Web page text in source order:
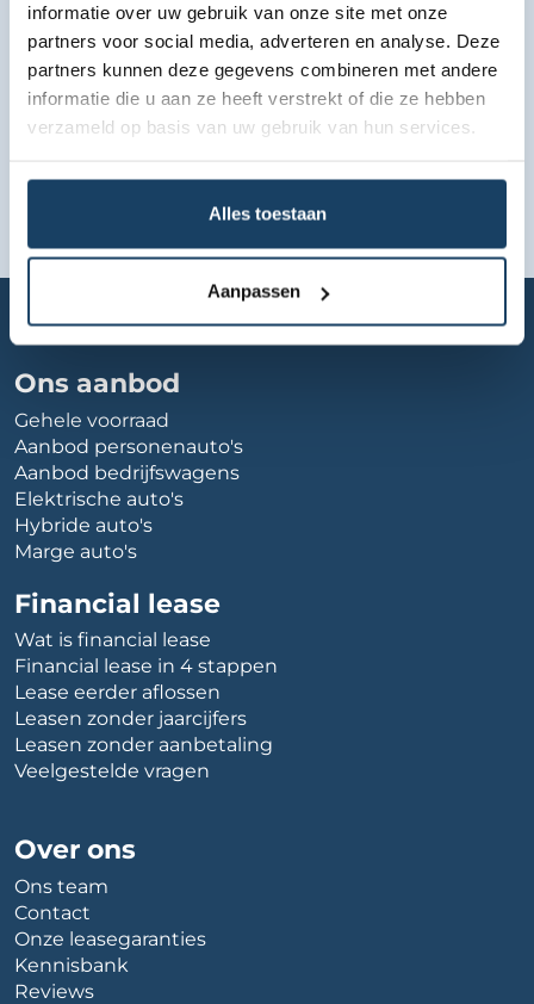
informatie over uw gebruik van onze site met onze
partners voor social media, adverteren en analyse. Deze
partners kunnen deze gegevens combineren met andere
informatie die u aan ze heeft verstrekt of die ze hebben
verzameld op basis van uw gebruik van hun services.
Alles toestaan
Aanpassen
dema-autos
Ons aanbod
Gehele voorraad
Aanbod personenauto's
Aanbod bedrijfswagens
Elektrische auto's
Hybride auto's
Marge auto's
Financial lease
Wat is financial lease
Financial lease in 4 stappen
Lease eerder aflossen
Leasen zonder jaarcijfers
Leasen zonder aanbetaling
Veelgestelde vragen
Over ons
Ons team
Contact
Onze leasegaranties
Kennisbank
Reviews